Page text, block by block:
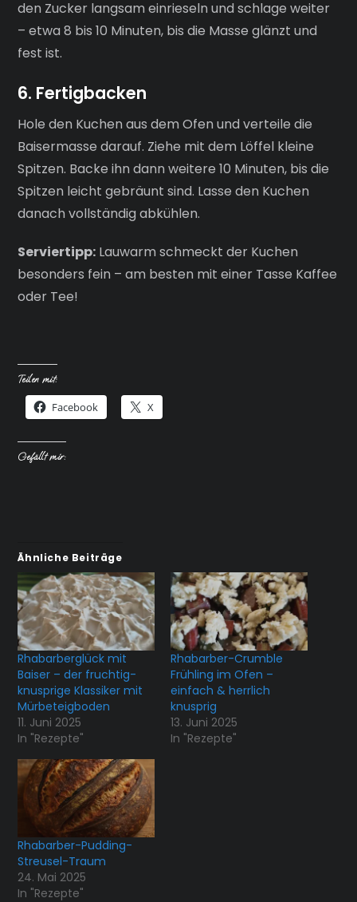
den Zucker langsam einrieseln und schlage weiter
– etwa 8 bis 10 Minuten, bis die Masse glänzt und
fest ist.
6. Fertigbacken
Hole den Kuchen aus dem Ofen und verteile die
Baisermasse darauf. Ziehe mit dem Löffel kleine
Spitzen. Backe ihn dann weitere 10 Minuten, bis die
Spitzen leicht gebräunt sind. Lasse den Kuchen
danach vollständig abkühlen.
Serviertipp: Lauwarm schmeckt der Kuchen
besonders fein – am besten mit einer Tasse Kaffee
oder Tee!
Teilen mit:
Facebook X
Gefällt mir:
Ähnliche Beiträge
Rhabarberglück mit
Baiser – der fruchtig-
knusprige Klassiker mit
Mürbeteigboden
11. Juni 2025
In "Rezepte"
Rhabarber-Crumble
Frühling im Ofen –
einfach & herrlich
knusprig
13. Juni 2025
In "Rezepte"
Rhabarber-Pudding-
Streusel-Traum
24. Mai 2025
In "Rezepte"